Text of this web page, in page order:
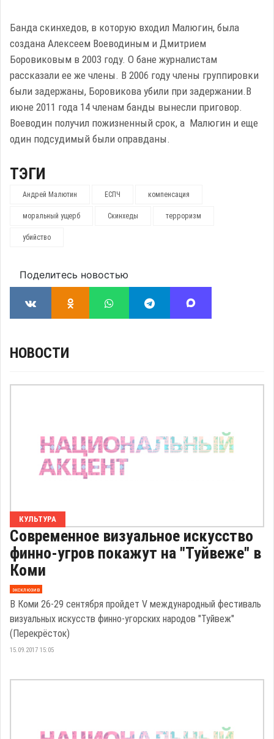
Банда скинхедов, в которую входил Малюгин, была
создана Алексеем Воеводиным и Дмитрием
Боровиковым в 2003 году. О бане журналистам
рассказали ее же члены. В 2006 году члены группировки
были задержаны, Боровикова убили при задержании.В
июне 2011 года 14 членам банды вынесли приговор.
Воеводин получил пожизненный срок, а Малюгин и еще
один подсудимый были оправданы.
ТЭГИ
Андрей Малютин ЕСПЧ компенсация
моральный ущерб Скинхеды терроризм
убийство
Поделитесь новостью
НОВОСТИ
КУЛЬТУРА
Современное визуальное искусство
финно-угров покажут на "Туйвеже" в
Коми
эксклюзив
В Коми 26-29 сентября пройдет V международный фестиваль
визуальных искусств финно-угорских народов "Туйвеж"
(Перекрёсток)
15.09.2017 15:05